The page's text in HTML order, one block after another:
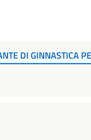
DI GINNASTICA